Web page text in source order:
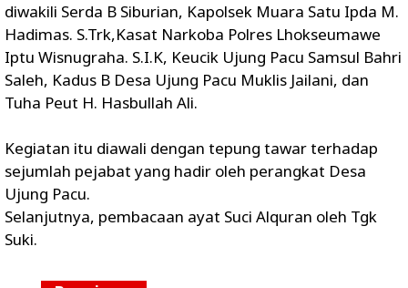
diwakili Serda B Siburian, Kapolsek Muara Satu Ipda M.
Hadimas. S.Trk,Kasat Narkoba Polres Lhokseumawe
Iptu Wisnugraha. S.I.K, Keucik Ujung Pacu Samsul Bahri
Saleh, Kadus B Desa Ujung Pacu Muklis Jailani, dan
Tuha Peut H. Hasbullah Ali.
Kegiatan itu diawali dengan tepung tawar terhadap
sejumlah pejabat yang hadir oleh perangkat Desa
Ujung Pacu.
Selanjutnya, pembacaan ayat Suci Alquran oleh Tgk
Suki.